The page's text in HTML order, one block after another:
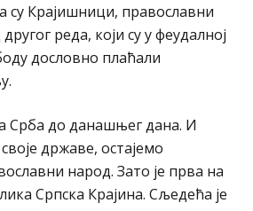
су Крајишници, православни
реда, који су у феудалној
дословно плаћали
Срба до данашњег дана. И
државе, остајемо
народ. Зато је прва на
Српска Крајина. Сљедећа је